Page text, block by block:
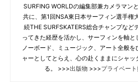
SURFING WORLDの編集部兼カメラマン
共に、第1回NSA東日本サーフィン選手権
続THE SURFSKATERS総合チャンプなど
ってきた経歴を活かし、サーフィンを軸と
ノーボード、ミュージック、アート全般
ャーとしてとらえ、心の赴くままにシャ
る。 >>>出版物 >>>プライベー